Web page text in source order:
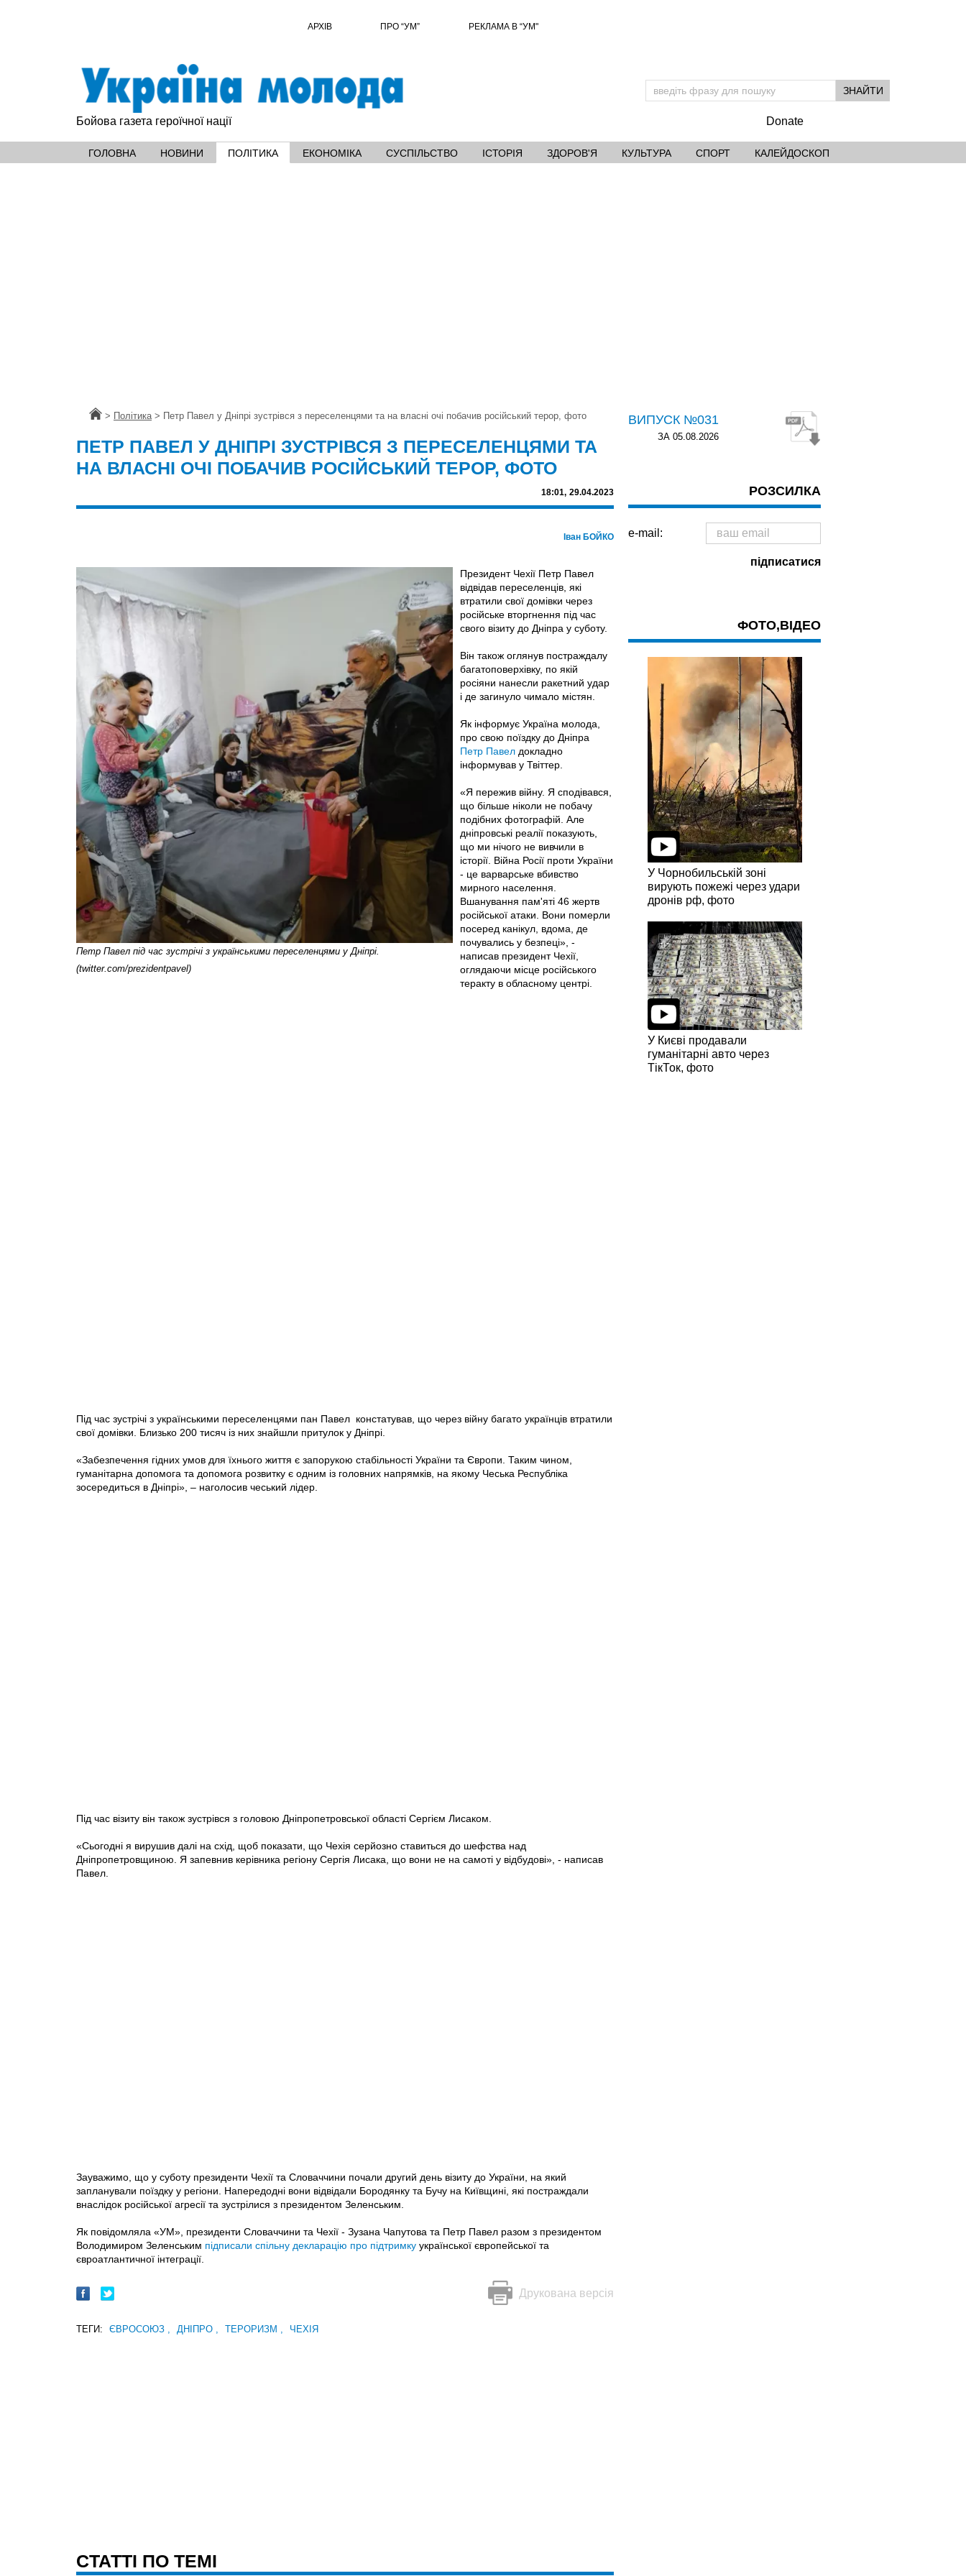
АРХІВ ПРО “УМ” РЕКЛАМА В “УМ"
Бойова газета героїчної нації Donate
ГОЛОВНА НОВИНИ ПОЛІТИКА ЕКОНОМІКА СУСПІЛЬСТВО ІСТОРІЯ ЗДОРОВ'Я КУЛЬТУРА СПОРТ КАЛЕЙДОСКОП
Головна
> Політика > Петр Павел у Дніпрі зустрівся з переселенцями та на власні очі побачив російський терор, фото
ПЕТР ПАВЕЛ У ДНІПРІ ЗУСТРІВСЯ З ПЕРЕСЕЛЕНЦЯМИ ТА
НА ВЛАСНІ ОЧІ ПОБАЧИВ РОСІЙСЬКИЙ ТЕРОР, ФОТО
18:01, 29.04.2023
Іван БОЙКО
Петр Павел під час зустрічі з українськими переселенцями у Дніпрі.
(twitter.com/prezidentpavel)
Президент Чехії Петр Павел
відвідав переселенців, які
втратили свої домівки через
російське вторгнення під час
свого візиту до Дніпра у суботу.
Він також оглянув постраждалу
багатоповерхівку, по якій
росіяни нанесли ракетний удар
і де загинуло чимало містян.
Як інформує Україна молода,
про свою поїздку до Дніпра
Петр Павелдокладно
інформував у Твіттер.
«Я пережив війну. Я сподівався,
що більше ніколи не побачу
подібних фотографій. Але
дніпровські реалії показують,
що ми нічого не вивчили в
історії. Війна Росії проти України
- це варварське вбивство
мирного населення.
Вшанування пам'яті 46 жертв
російської атаки. Вони померли
посеред канікул, вдома, де
почувались у безпеці», -
написав президент Чехії,
оглядаючи місце російського
теракту в обласному центрі.
Під час зустрічі з українськими переселенцями пан Павел констатував, що через війну багато українців втратили
свої домівки. Близько 200 тисяч із них знайшли притулок у Дніпрі.
«Забезпечення гідних умов для їхнього життя є запорукою стабільності України та Європи. Таким чином,
гуманітарна допомога та допомога розвитку є одним із головних напрямків, на якому Чеська Республіка
зосередиться в Дніпрі», – наголосив чеський лідер.
Під час візиту він також зустрівся з головою Дніпропетровської області Сергієм Лисаком.
«Сьогодні я вирушив далі на схід, щоб показати, що Чехія серйозно ставиться до шефства над
Дніпропетровщиною. Я запевнив керівника регіону Сергія Лисака, що вони не на самоті у відбудові», - написав
Павел.
Зауважимо, що у суботу президенти Чехії та Словаччини почали другий день візиту до України, на який
запланували поїздку у регіони. Напередодні вони відвідали Бородянку та Бучу на Київщині, які постраждали
внаслідок російської агресії та зустрілися з президентом Зеленським.
Як повідомляла «УМ», президенти Словаччини та Чехії - Зузана Чапутова та Петр Павел разом з президентом
Володимиром Зеленським підписали спільну декларацію про підтримку української європейської та
євроатлантичної інтеграції.
Друкована версія
ТЕГИ: ЄВРОСОЮЗ ДНІПРО ТЕРОРИЗМ ЧЕХІЯ
CТАТТІ ПО ТЕМІ
ВИПУСК №031
ЗА 05.08.2026
РОЗСИЛКА
e-mail:
ФОТО,ВІДЕО
У Чорнобильській зоні
вирують пожежі через удари
дронів рф, фото
У Києві продавали
гуманітарні авто через
ТікТок, фото